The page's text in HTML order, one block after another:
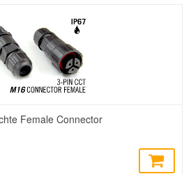
Female Connector